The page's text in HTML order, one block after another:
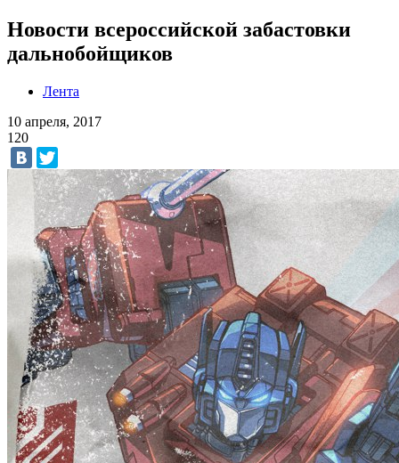
Новости всероссийской забастовки
дальнобойщиков
Лента
10 апреля, 2017
120